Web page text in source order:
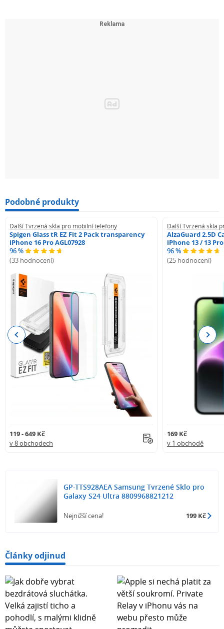
Podobné produkty
Další Tvrzená skla pro mobilní telefony
Spigen Glass tR EZ Fit 2 Pack transparency
iPhone 16 Pro AGL07928
96 %
(33 hodnocení)
119 - 649 Kč
v 8 obchodech
Další Tvrzená skla
AlzaGuard 2.5D
iPhone 13 / 13 Pro
96 %
(25 hodnocení)
169 Kč
v 1 obchodě
Previous Next
GP-TTS928AEA Samsung Tvrzené Sklo pro
Galaxy S24 Ultra 8809968821212
Nejnižší cena! 199 Kč
Články odjinud